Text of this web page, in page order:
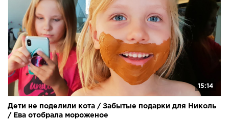
15:14
Дети не поделили кота / Забытые подарки для Николь
/ Ева отобрала мороженое